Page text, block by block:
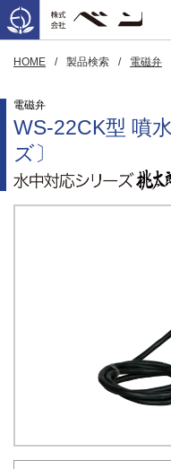
HOME 製品検索 電磁弁
電磁弁
WS-22CK型 噴
ズ〕